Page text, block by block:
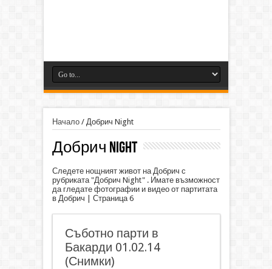
Начало/ Добрич Night
Добрич Night
Следете нощният живот на Добрич с
рубриката "Добрич Night" . Имате възможност
да гледате фотографии и видео от партитата
в Добрич | Страница 6
Съботно парти в
Бакарди 01.02.14
(Снимки)